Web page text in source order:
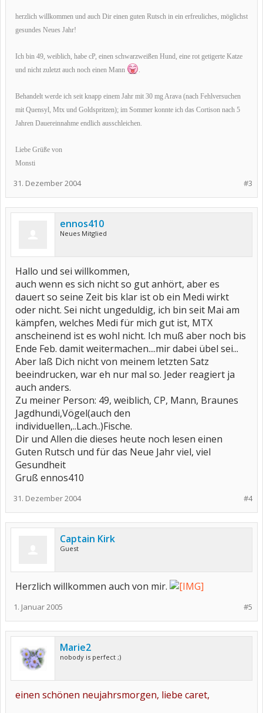
herzlich willkommen und auch Dir einen guten Rutsch in ein erfreuliches, möglichst
gesundes Neues Jahr!
Ich bin 49, weiblich, habe cP, einen schwarzweißen Hund, eine rot getigerte Katze
und nicht zuletzt auch noch einen Mann
.
Behandelt werde ich seit knapp einem Jahr mit 30 mg Arava (nach Fehlversuchen
mit Quensyl, Mtx und Goldspritzen); im Sommer konnte ich das Cortison nach 5
Jahren Dauereinnahme endlich ausschleichen.
Liebe Grüße von
Monsti
#3
31. Dezember 2004
ennos410
Neues Mitglied
Hallo und sei willkommen,
auch wenn es sich nicht so gut anhört, aber es
dauert so seine Zeit bis klar ist ob ein Medi wirkt
oder nicht. Sei nicht ungeduldig, ich bin seit Mai am
kämpfen, welches Medi für mich gut ist, MTX
anscheinend ist es wohl nicht. Ich muß aber noch bis
Ende Feb. damit weitermachen....mir dabei übel sei...
Aber laß Dich nicht von meinem letzten Satz
beeindrucken, war eh nur mal so. Jeder reagiert ja
auch anders.
Zu meiner Person: 49, weiblich, CP, Mann, Braunes
Jagdhundi,Vögel(auch den
individuellen,..Lach..)Fische.
Dir und Allen die dieses heute noch lesen einen
Guten Rutsch und für das Neue Jahr viel, viel
Gesundheit
Gruß ennos410
#4
31. Dezember 2004
Captain Kirk
Guest
Herzlich willkommen auch von mir.
#5
1. Januar 2005
Marie2
nobody is perfect ;)
einen schönen neujahrsmorgen, liebe caret,